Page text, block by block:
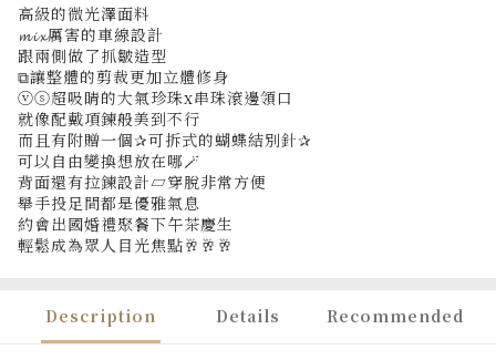
高級的微光澤面料
𝓶𝓲𝔁厲害的車線設計
跟兩側做了抓皺造型
⧉讓整體的剪裁更加立體修身
ⓥⓢ超吸睛的大氣珍珠x串珠滾邊領口
就像配戴項鍊般美到不行
而且有附贈一個✰可拆式的蝴蝶結別針✰
可以自由變換想放在哪🪄
背面還有拉鍊設計▱穿脫非常方便
舉手投足間都是優雅氣息
約會出國婚禮聚餐下午茶慶生
輕鬆成為眾人目光焦點🥂🥂🥂
Description Details Recommended